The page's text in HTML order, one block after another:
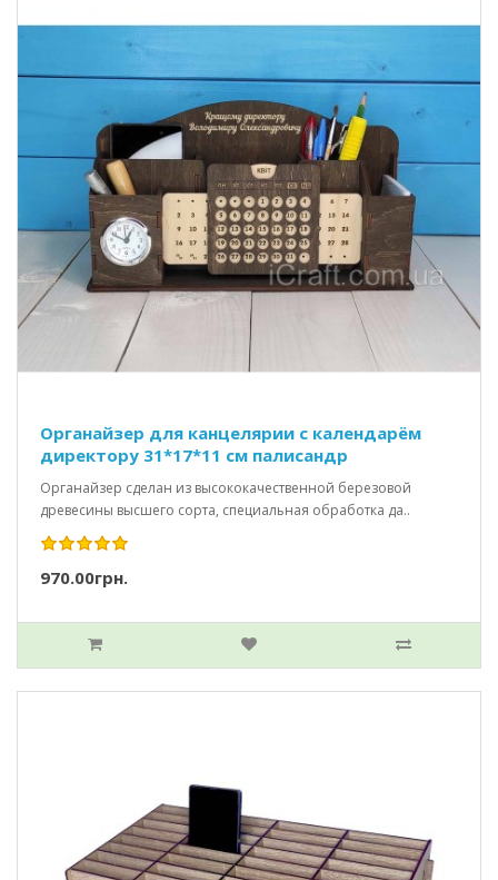
Органайзер для канцелярии с календарём
директору 31*17*11 см палисандр
Органайзер сделан из высококачественной березовой
древесины высшего сорта, специальная обработка да..
970.00грн.